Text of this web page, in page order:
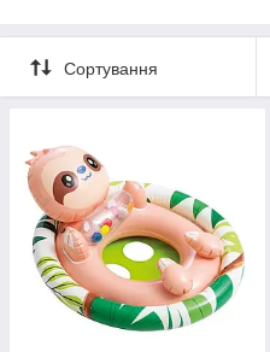
Сортування